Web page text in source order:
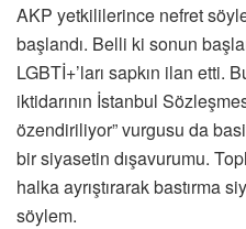
AKP yetkililerince nefret
başlandı. Belli ki sonun
LGBTİ+’ları sapkın ilan etti.
iktidarının İstanbul
özendiriliyor” vurgusu da
bir siyasetin dışavurumu.
halka ayrıştırarak bastırma
söylem.